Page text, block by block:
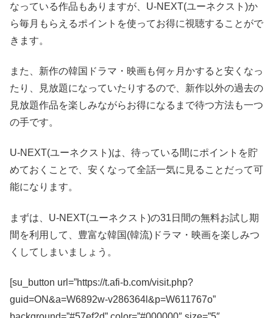
なっている作品もありますが、U-NEXT(ユーネクスト)か
ら毎月もらえるポイントを使ってお得に視聴することがで
きます。
また、新作の韓国ドラマ・映画も何ヶ月かすると安くなっ
たり、見放題になっていたりするので、新作以外の過去の
見放題作品を楽しみながらお得になるまで待つ方法も一つ
の手です。
U-NEXT(ユーネクスト)は、待っている間にポイントを貯
めておくことで、安くなって全話一気に見ることだって可
能になります。
まずは、U-NEXT(ユーネクスト)の31日間の無料お試し期
間を利用して、豊富な韓国(韓流)ドラマ・映画を楽しみつ
くしてしまいましょう。
[su_button url=”https://t.afi-b.com/visit.php?
guid=ON&a=W6892w-v286364l&p=W611767o”